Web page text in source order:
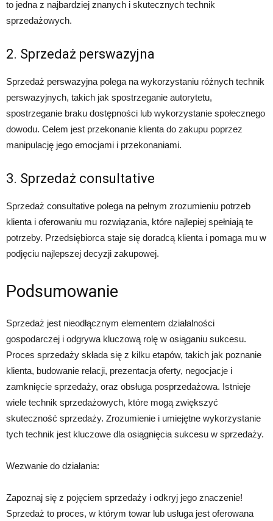
to jedna z najbardziej znanych i skutecznych technik
sprzedażowych.
2. Sprzedaż perswazyjna
Sprzedaż perswazyjna polega na wykorzystaniu różnych technik
perswazyjnych, takich jak spostrzeganie autorytetu,
spostrzeganie braku dostępności lub wykorzystanie społecznego
dowodu. Celem jest przekonanie klienta do zakupu poprzez
manipulację jego emocjami i przekonaniami.
3. Sprzedaż consultative
Sprzedaż consultative polega na pełnym zrozumieniu potrzeb
klienta i oferowaniu mu rozwiązania, które najlepiej spełniają te
potrzeby. Przedsiębiorca staje się doradcą klienta i pomaga mu w
podjęciu najlepszej decyzji zakupowej.
Podsumowanie
Sprzedaż jest nieodłącznym elementem działalności
gospodarczej i odgrywa kluczową rolę w osiąganiu sukcesu.
Proces sprzedaży składa się z kilku etapów, takich jak poznanie
klienta, budowanie relacji, prezentacja oferty, negocjacje i
zamknięcie sprzedaży, oraz obsługa posprzedażowa. Istnieje
wiele technik sprzedażowych, które mogą zwiększyć
skuteczność sprzedaży. Zrozumienie i umiejętne wykorzystanie
tych technik jest kluczowe dla osiągnięcia sukcesu w sprzedaży.
Wezwanie do działania:
Zapoznaj się z pojęciem sprzedaży i odkryj jego znaczenie!
Sprzedaż to proces, w którym towar lub usługa jest oferowana